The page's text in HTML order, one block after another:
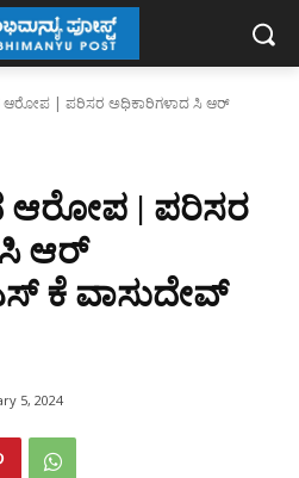
ಆರೋಪ | ಪರಿಸರ ಅಧಿಕಾರಿಗಳಾದ ಸಿ ಆರ್‌
ಆರೋಪ | ಪರಿಸರ
ಆರ್‌
ಕೆ ವಾಸುದೇವ್‌
5, 2024